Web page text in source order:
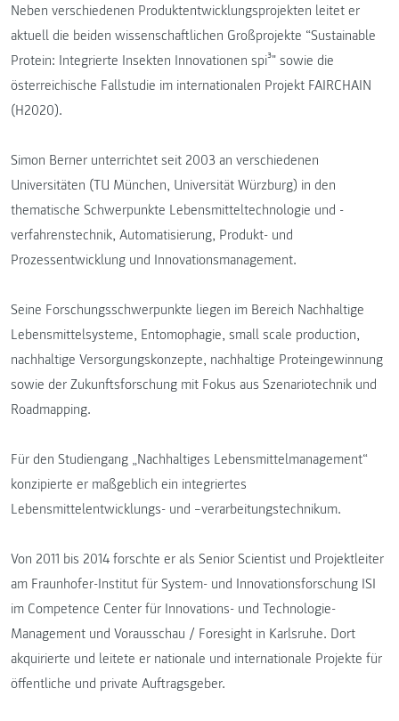
Neben verschiedenen Produktentwicklungsprojekten leitet er
aktuell die beiden wissenschaftlichen Großprojekte “Sustainable
Protein: Integrierte Insekten Innovationen spi³" sowie die
österreichische Fallstudie im internationalen Projekt FAIRCHAIN
(H2020).
Simon Berner unterrichtet seit 2003 an verschiedenen
Universitäten (TU München, Universität Würzburg) in den
thematische Schwerpunkte Lebensmitteltechnologie und -
verfahrenstechnik, Automatisierung, Produkt- und
Prozessentwicklung und Innovationsmanagement.
Seine Forschungsschwerpunkte liegen im Bereich Nachhaltige
Lebensmittelsysteme, Entomophagie, small scale production,
nachhaltige Versorgungskonzepte, nachhaltige Proteingewinnung
sowie der Zukunftsforschung mit Fokus aus Szenariotechnik und
Roadmapping.
Für den Studiengang „Nachhaltiges Lebensmittelmanagement“
konzipierte er maßgeblich ein integriertes
Lebensmittelentwicklungs- und –verarbeitungstechnikum.
Von 2011 bis 2014 forschte er als Senior Scientist und Projektleiter
am Fraunhofer-Institut für System- und Innovationsforschung ISI
im Competence Center für Innovations- und Technologie-
Management und Vorausschau / Foresight in Karlsruhe. Dort
akquirierte und leitete er nationale und internationale Projekte für
öffentliche und private Auftragsgeber.